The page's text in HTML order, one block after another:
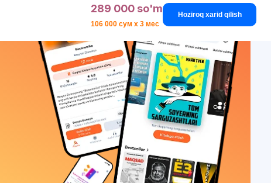
289 000 so'm
106 000 сум x 3 мес
Hoziroq xarid qilish